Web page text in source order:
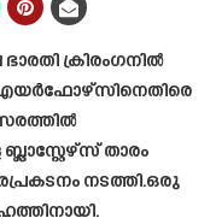
ക്രിരംഗനിൽ
എയർഫോഴ്‌സിനെതിരെ
താരം
നടത്തി.ഒരു